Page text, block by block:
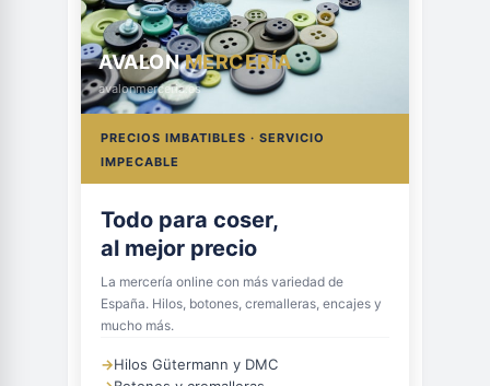
AVALONMERCERÍA
avalonmerceria.es
PRECIOS IMBATIBLES · SERVICIO
IMPECABLE
Todo para coser,
al mejor precio
La mercería online con más variedad de
España. Hilos, botones, cremalleras, encajes y
mucho más.
→Hilos Gütermann y DMC